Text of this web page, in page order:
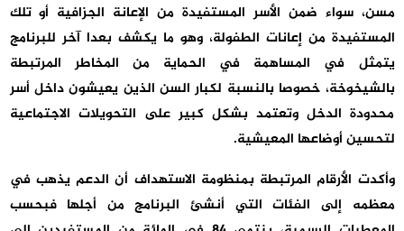
مسن، سواء ضمن الأسر المستفيدة من الإعانة الجزافية أو تلك
المستفيدة من إعانات الطفولة، وهو ما يكشف بعدا آخر للبرنامج
يتمثل في المساهمة في الحماية من المخاطر المرتبطة
بالشيخوخة، خصوصا بالنسبة لكبار السن الذين يعيشون داخل أسر
محدودة الدخل وتعتمد بشكل كبير على التحويلات الاجتماعية
لتحسين أوضاعها المعيشية.
وأكدت الأرقام المرتبطة بمنظومة الاستهداف أن الدعم يذهب في
معظمه إلى الفئات التي أنشئ البرنامج من أجلها فبحسب